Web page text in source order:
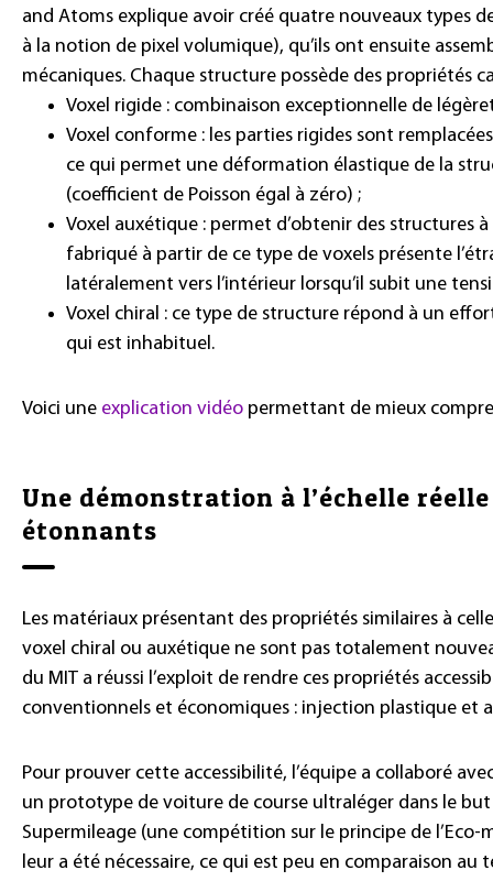
and Atoms explique avoir créé quatre nouveaux types
à la notion de pixel volumique), qu’ils ont ensuite
mécaniques. Chaque structure possède des propriétés
Voxel rigide : combinaison exceptionnelle de
Voxel conforme : les parties rigides sont
ce qui permet une déformation élastique de la
(coefficient de Poisson égal à zéro) ;
Voxel auxétique : permet d’obtenir des structures
fabriqué à partir de ce type de voxels présente
latéralement vers l’intérieur lorsqu’il subit une
Voxel chiral : ce type de structure répond à un
qui est inhabituel.
Voici une explication vidéo permettant de mieux
Une démonstration à l’échelle
étonnants
Les matériaux présentant des propriétés similaires à
voxel chiral ou auxétique ne sont pas totalement
du MIT a réussi l’exploit de rendre ces propriétés
conventionnels et économiques : injection plastique et
Pour prouver cette accessibilité, l’équipe a collaboré
un prototype de voiture de course ultraléger dans le
Supermileage (une compétition sur le principe de l’Eco-
leur a été nécessaire, ce qui est peu en comparaison au